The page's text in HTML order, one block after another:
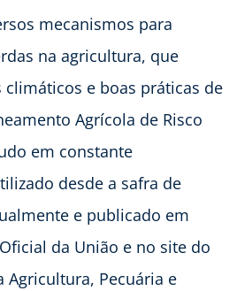
mecanismos para
na agricultura, que
e boas práticas de
Agrícola de Risco
em constante
desde a safra de
e publicado em
da União e no site do
Agricultura, Pecuária e